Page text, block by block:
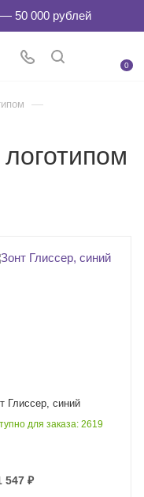
0
—
Глиссер, синий
для заказа: 2619
547 ₽